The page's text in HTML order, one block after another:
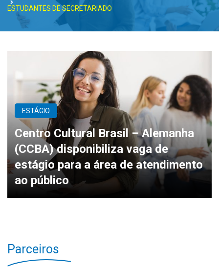
ESTUDANTES DE SECRETARIADO
ESTÁGIO
Centro Cultural Brasil – Alemanha
(CCBA) disponibiliza vaga de
estágio para a área de atendimento
ao público
Parceiros